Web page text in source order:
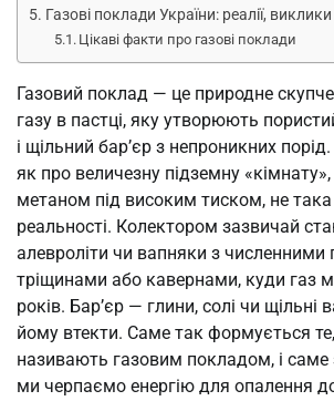
Газові поклади України: реалії,
Цікаві факти про газові поклади
Газовий поклад — це природне
газу в пастці, яку утворюють
і щільний бар’єр з непроникних
як про величезну підземну
метаном під високим тиском, не
реальності. Колектором зазвичай
алевроліти чи вапняки з численними
тріщинами або кавернами, куди газ
років. Бар’єр — глини, солі чи щільні
йому втекти. Саме так формується
називають газовим покладом, і саме
ми черпаємо енергію для опалення